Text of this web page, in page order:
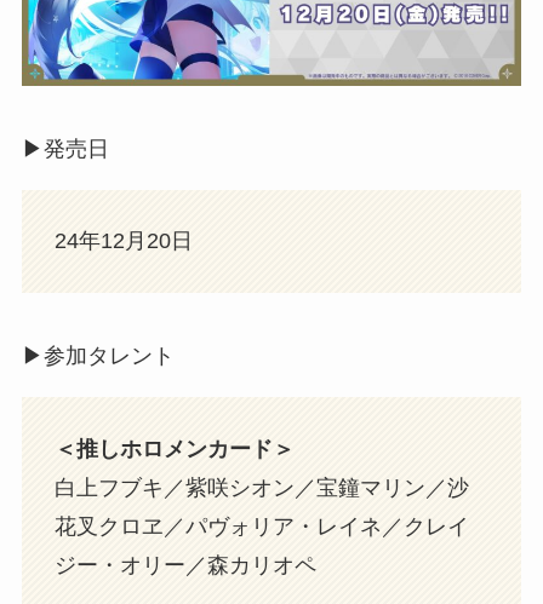
▶︎発売日
24年12月20日
▶︎参加タレント
＜推しホロメンカード＞
白上フブキ／紫咲シオン／宝鐘マリン／沙
花叉クロヱ／パヴォリア・レイネ／クレイ
ジー・オリー／森カリオペ